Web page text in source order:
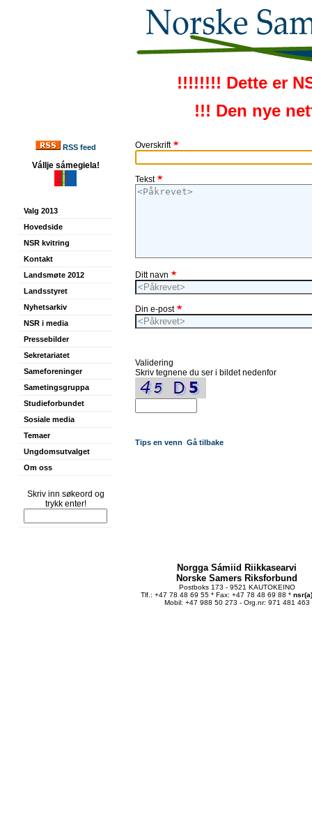
!!!!!!!! Dette er
!!! Den nye
RSS feed
Vállje sámegiela!
Valg 2013
Hovedside
NSR kvitring
Kontakt
Landsmøte 2012
Landsstyret
Nyhetsarkiv
NSR i media
Pressebilder
Sekretariatet
Sameforeninger
Sametingsgruppa
Studieforbundet
Sosiale media
Temaer
Ungdomsutvalget
Om oss
Skriv inn søkeord og
trykk enter!
Overskrift
Tekst
Ditt navn
Din e-post
Validering
Skriv tegnene du ser i bildet nedenfor
Tips en venn Gå tilbake
Norgga Sámiid Riikkasearvi
Norske Samers Riksforbund
Postboks 173 - 9521 KAUTOKEINO
Tlf.: +47 78 48 69 55 * Fax: +47 78 48 69 88 *
Mobil: +47 988 50 273 - Org.nr: 971 481 463